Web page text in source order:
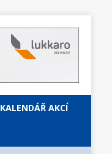
KALENDÁŘ AKCÍ